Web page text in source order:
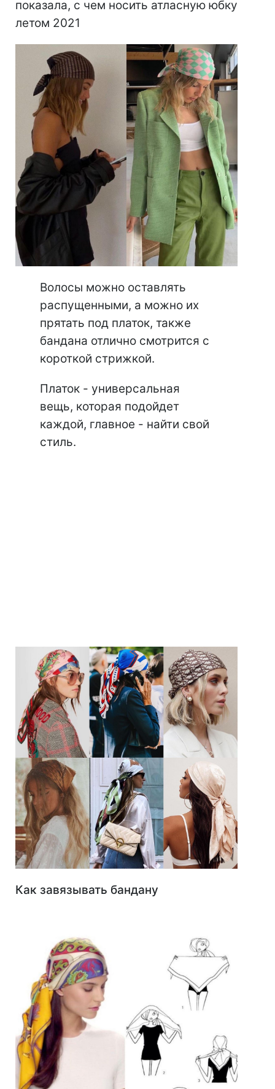
показала, с чем носить атласную юбку
летом 2021
Волосы можно оставлять
распущенными, а можно их
прятать под платок, также
бандана отлично смотрится с
короткой стрижкой.
Платок - универсальная
вещь, которая подойдет
каждой, главное - найти свой
стиль.
Как завязывать бандану